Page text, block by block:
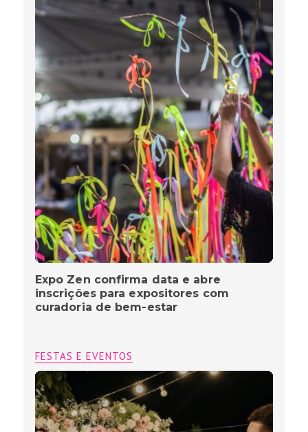
Expo Zen confirma data e abre
inscrições para expositores com
curadoria de bem-estar
FESTAS E EVENTOS